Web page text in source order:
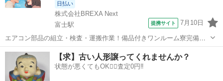
日払い
株式会社BREXA Next
富士駅
提携サイト 7月10日
エアコン部品の組立・検査・運搬作業！備品付きワンルーム寮完備★
未経験活躍中！幅広い年齢の男女活躍中！嬉しい土日休み♪年間休日
126日！空調完備で働きやすい★1食170円～格安食堂利用可！《静岡
県富士市》 人気の工場のお仕事...
静岡 富士市 富士駅 その他
【求】古い人形譲ってくれませんか？
状態が悪くてもOK🙆‍♀️査定0円‼️